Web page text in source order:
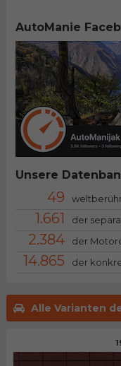
Alle Varianten
AutoManie
Unsere
49
1.661 der
2.384 der
14.865 der